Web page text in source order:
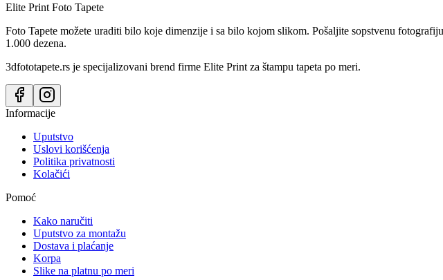
Elite Print Foto Tapete
Foto Tapete možete uraditi bilo koje dimenzije i sa bilo kojom slikom. Pošaljite sopstvenu
1.000 dezena.
3dfototapete.rs je specijalizovani brend firme Elite Print za štampu tapeta po meri.
Informacije
Uputstvo
Uslovi korišćenja
Politika privatnosti
Kolačići
Pomoć
Kako naručiti
Uputstvo za montažu
Dostava i plaćanje
Korpa
Slike na platnu po meri